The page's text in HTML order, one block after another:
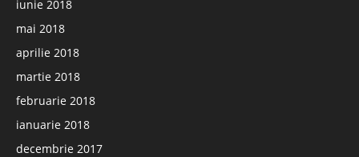
iunie 2018
mai 2018
aprilie 2018
martie 2018
februarie 2018
ianuarie 2018
decembrie 2017